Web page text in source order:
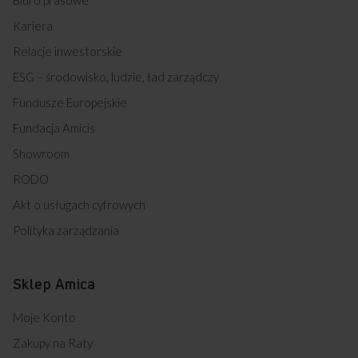
Kariera
Relacje inwestorskie
ESG – środowisko, ludzie, ład zarządczy
Fundusze Europejskie
Fundacja Amicis
Showroom
RODO
Akt o usługach cyfrowych
Polityka zarządzania
Sklep Amica
Moje Konto
Zakupy na Raty